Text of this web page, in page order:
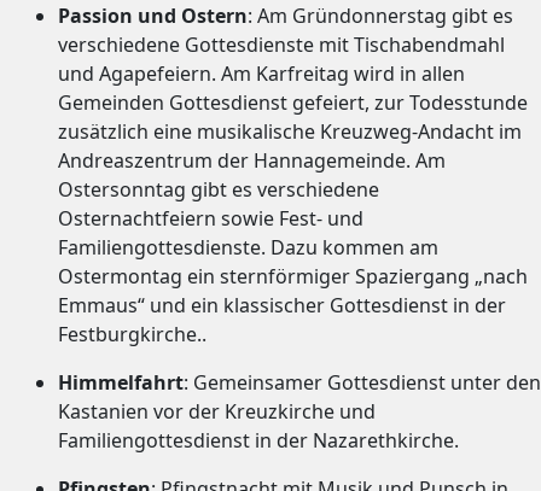
Passion und Ostern: Am Gründonnerstag gibt es
verschiedene Gottesdienste mit Tischabendmahl
und Agapefeiern. Am Karfreitag wird in allen
Gemeinden Gottesdienst gefeiert, zur Todesstunde
zusätzlich eine musikalische Kreuzweg-Andacht im
Andreaszentrum der Hannagemeinde. Am
Ostersonntag gibt es verschiedene
Osternachtfeiern sowie Fest- und
Familiengottesdienste. Dazu kommen am
Ostermontag ein sternförmiger Spaziergang „nach
Emmaus“ und ein klassischer Gottesdienst in der
Festburgkirche..
Himmelfahrt: Gemeinsamer Gottesdienst unter den
Kastanien vor der Kreuzkirche und
Familiengottesdienst in der Nazarethkirche.